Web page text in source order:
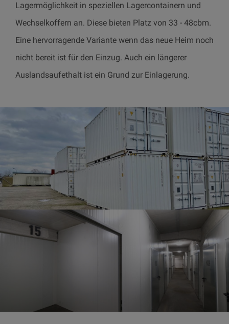
Lagermöglichkeit in speziellen Lagercontainern und
Wechselkoffern an. Diese bieten Platz von 33 - 48cbm.
Eine hervorragende Variante wenn das neue Heim noch
nicht bereit ist für den Einzug. Auch ein längerer
Auslandsaufethalt ist ein Grund zur Einlagerung.